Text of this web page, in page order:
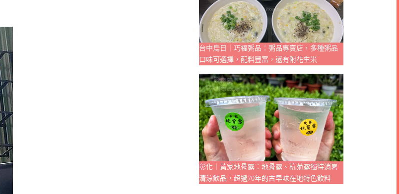
台中烏日｜巧福粥品：粥品專賣店，多種粥品
口味可選擇，配料豐富，還有附花生米
彰化｜黃家地骨露：地骨露、杭菊露獨特消暑
清涼飲品，超過70年的古早味在地特色飲料